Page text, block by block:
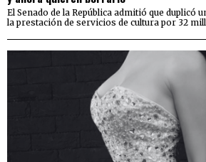
El Senado de la República admitió que duplicó
la prestación de servicios de cultura por 32